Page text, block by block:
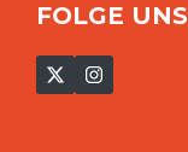
FOLGE UNS